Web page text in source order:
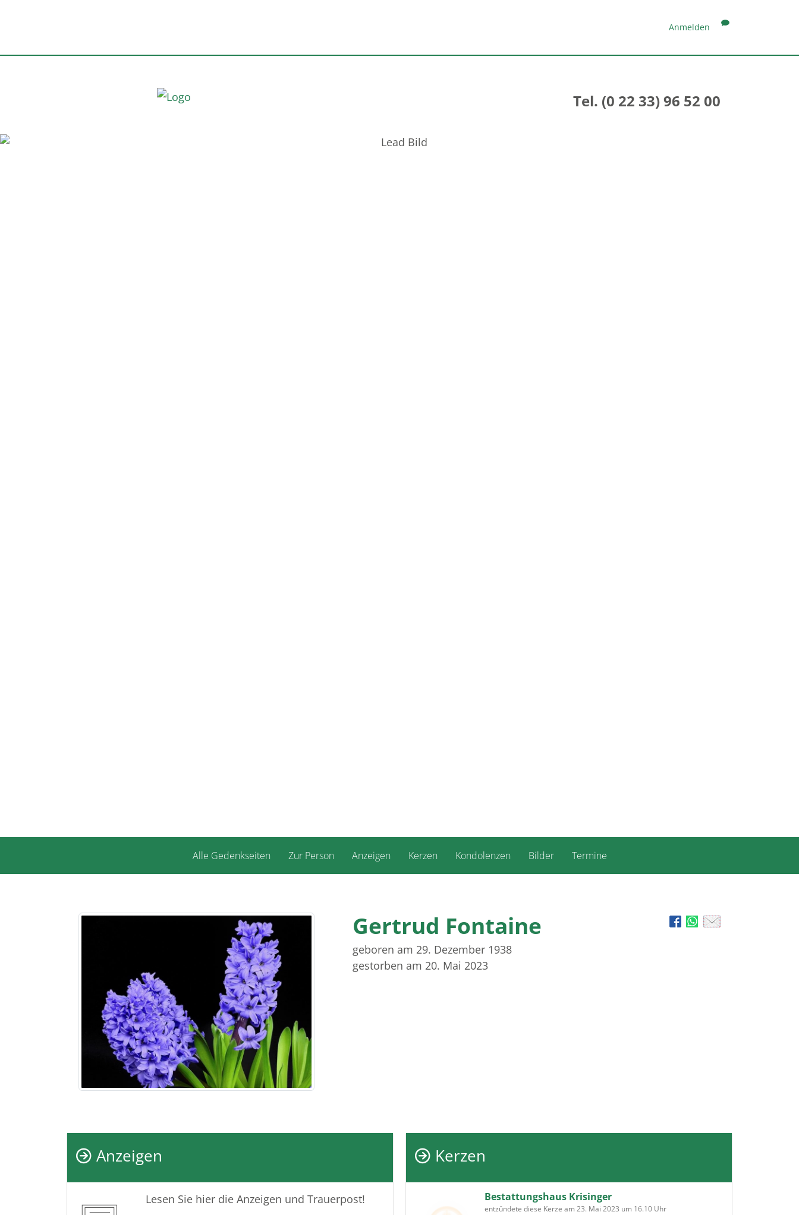
Anmelden
Tel. (0 22 33) 96 52 00
Alle Gedenkseiten Zur Person Anzeigen Kerzen Kondolenzen Bilder Termine
Gertrud Fontaine
geboren am 29. Dezember 1938
gestorben am 20. Mai 2023
Anzeigen
Lesen Sie hier die Anzeigen und Trauerpost!
Kerzen
Bestattungshaus Krisinger
entzündete diese Kerze am 23. Mai 2023 um 16.10 Uhr